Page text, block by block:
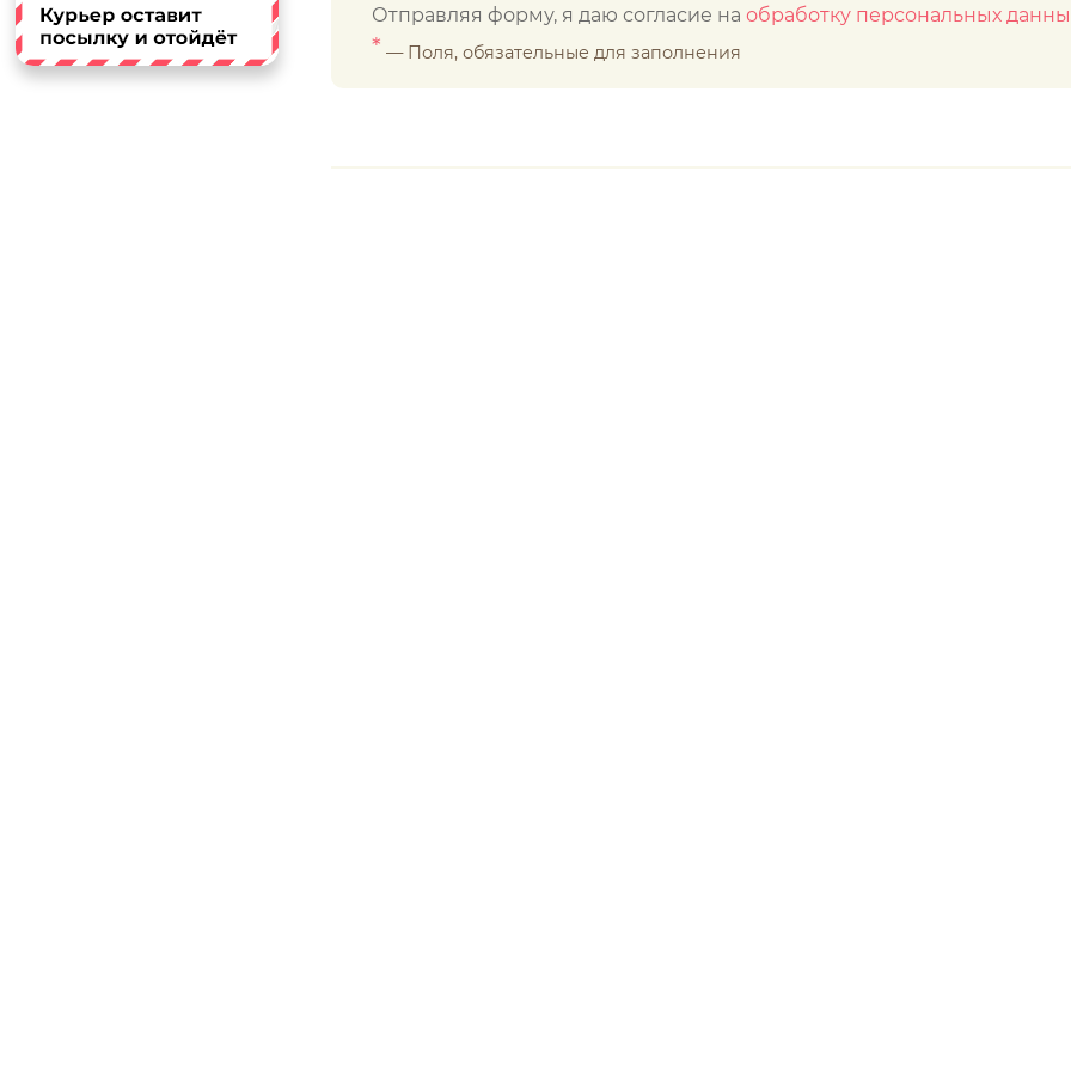
Отправляя форму, я даю согласие наобработку персональных
* — Поля, обязательные для заполнения